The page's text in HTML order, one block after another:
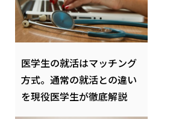
医学生の就活はマッチング
方式。通常の就活との違い
を現役医学生が徹底解説